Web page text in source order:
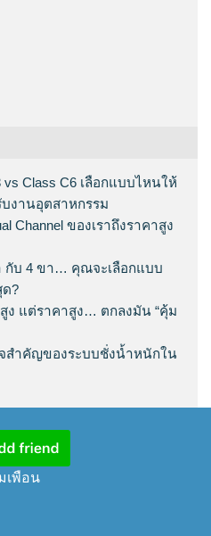
vs Class C6 เลือกแบบไหนให้
งานอุตสาหกรรม
Channel ของเราถึงราคาสูง
กับ 4 ขา… คุณจะเลือกแบบ
?
ง แต่ราคาสูง… ตกลงมัน “คุ้ม
จสำคัญของระบบชั่งน้ำหนักใน
เพือน